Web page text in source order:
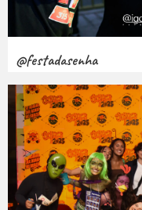
@festadasenha